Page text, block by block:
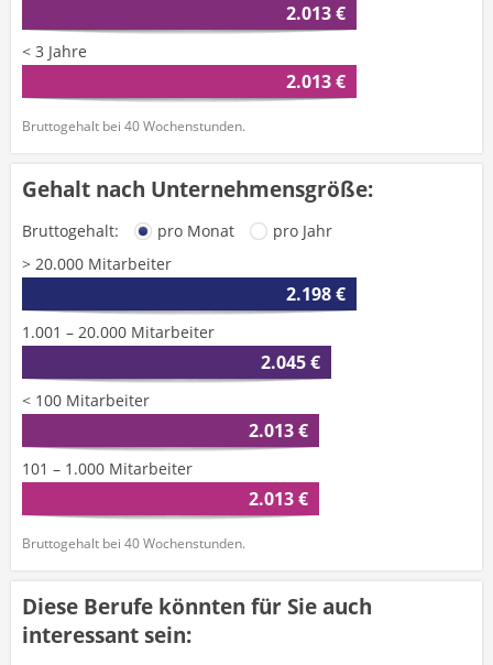
2.013 €
< 3 Jahre
2.013 €
Bruttogehalt bei 40 Wochenstunden.
Gehalt nach Unternehmensgröße:
Bruttogehalt: pro Monat
pro Jahr
> 20.000 Mitarbeiter
2.198 €
1.001 – 20.000 Mitarbeiter
2.045 €
< 100 Mitarbeiter
2.013 €
101 – 1.000 Mitarbeiter
2.013 €
Bruttogehalt bei 40 Wochenstunden.
Diese Berufe könnten für Sie auch
interessant sein: